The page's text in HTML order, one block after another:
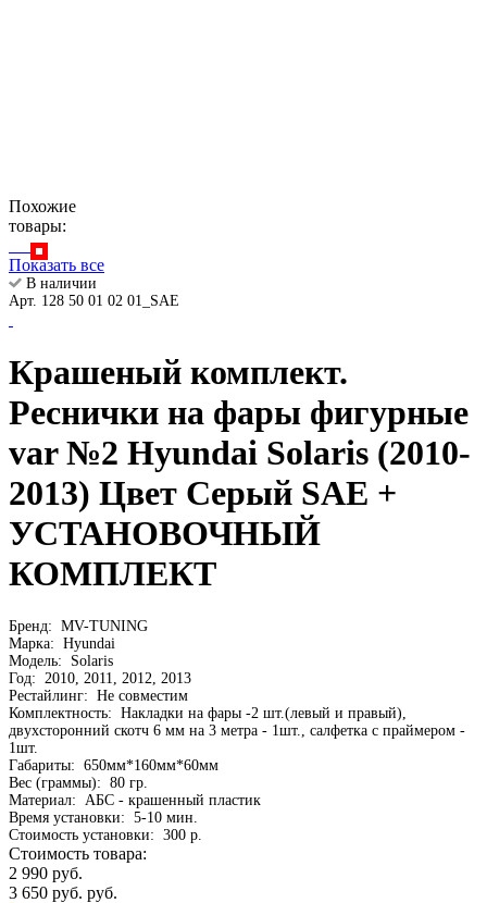
Похожие
товары:
Показать все
В наличии
Арт. 128 50 01 02 01_SAE
Крашеный комплект.
Реснички на фары фигурные
var №2 Hyundai Solaris (2010-
2013) Цвет Серый SAE +
УСТАНОВОЧНЫЙ
КОМПЛЕКТ
Бренд: MV-TUNING
Марка: Hyundai
Модель:
Solaris
Год:
2010, 2011, 2012, 2013
Рестайлинг: Не совместим
Комплектность: Накладки на фары -2 шт.(левый и правый),
двухсторонний скотч 6 мм на 3 метра - 1шт., салфетка с праймером -
1шт.
Габариты: 650мм*160мм*60мм
Вес (граммы): 80 гр.
Материал:
АБС - крашенный пластик
Время установки: 5-10 мин.
Стоимость установки: 300 р.
Стоимость товара:
2 990 руб.
3 650 руб. руб.